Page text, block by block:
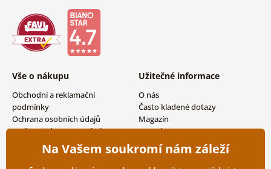
Vše o nákupu
Obchodní a reklamační
podmínky
Ochrana osobních údajů
Možnosti dopravy a platby
Vrácení zboží
Užitečné informace
O nás
Často kladené dotazy
Magazín
Kontakty
Velkoobchodní spolupráce
Na Vašem soukromí nám záleží